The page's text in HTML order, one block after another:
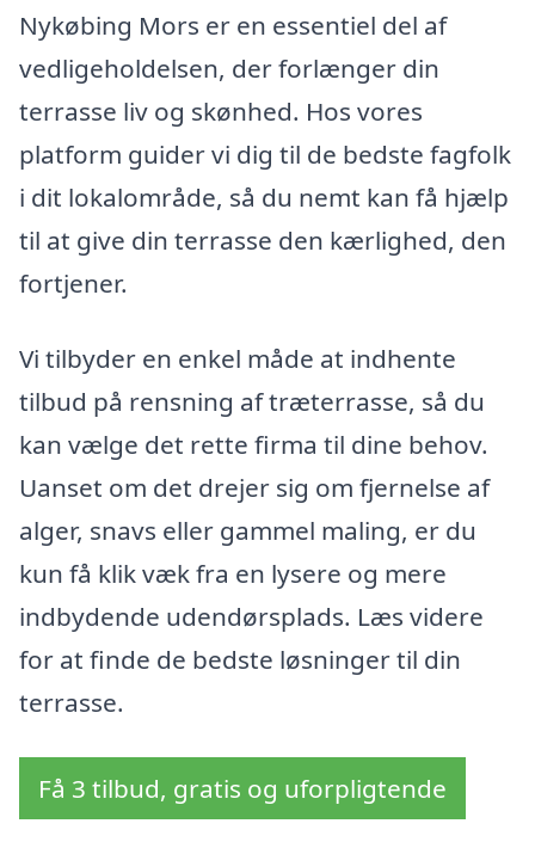
Nykøbing Mors er en essentiel del af
vedligeholdelsen, der forlænger din
terrasse liv og skønhed. Hos vores
platform guider vi dig til de bedste fagfolk
i dit lokalområde, så du nemt kan få hjælp
til at give din terrasse den kærlighed, den
fortjener.
Vi tilbyder en enkel måde at indhente
tilbud på rensning af træterrasse, så du
kan vælge det rette firma til dine behov.
Uanset om det drejer sig om fjernelse af
alger, snavs eller gammel maling, er du
kun få klik væk fra en lysere og mere
indbydende udendørsplads. Læs videre
for at finde de bedste løsninger til din
terrasse.
Få 3 tilbud, gratis og uforpligtende